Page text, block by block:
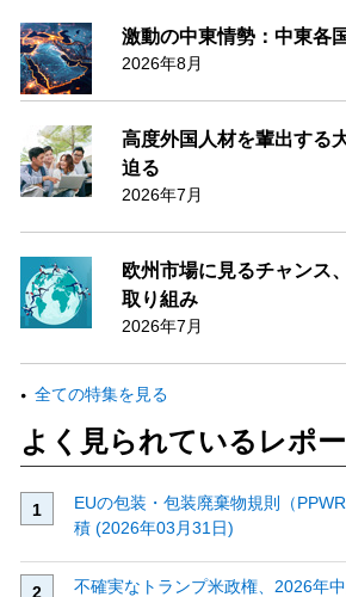
激動の中東情勢：中東各
2026年8月
高度外国人材を輩出する
迫る
2026年7月
欧州市場に見るチャンス
取り組み
2026年7月
全ての特集を見る
よく見られているレポ
EUの包装・包装廃棄物規則（
積 (2026年03月31日)
不確実なトランプ米政権、2026年